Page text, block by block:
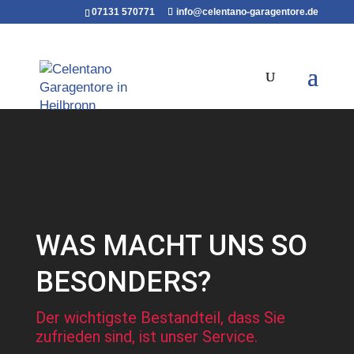
07131 570771 info@celentano-garagentore.de
WAS MACHT UNS SO
BESONDERS?
Der wichtigste Bestandteil, dass Sie
zufrieden sind, ist unser Service.